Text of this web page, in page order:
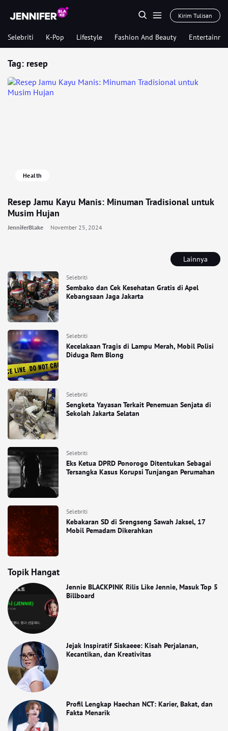
Kirim Tulisan
Selebriti K-Pop Lifestyle Fashion And Beauty
Lainnya
Selebriti
Sembako dan Cek Kesehatan Gratis di Apel
Kebangsaan Jaga Jakarta
Selebriti
Kecelakaan Tragis di Lampu Merah, Mobil Polisi
Diduga Rem Blong
Selebriti
Sengketa Yayasan Terkait Penemuan Senjata di
Sekolah Jakarta Selatan
Selebriti
Eks Ketua DPRD Ponorogo Ditentukan Sebagai
Tersangka Kasus Korupsi Tunjangan Perumahan
Selebriti
Kebakaran SD di Srengseng Sawah Jaksel, 17
Mobil Pemadam Dikerahkan
Topik Hangat
Jennie BLACKPINK Rilis Like Jennie, Masuk Top 5
Billboard
Jejak Inspiratif Siskaeee: Kisah Perjalanan,
Kecantikan, dan Kreativitas
Profil Lengkap Haechan NCT: Karier, Bakat, dan
Fakta Menarik
Tag: resep
Health
Resep Jamu Kayu Manis: Minuman Tradisional untuk
Musim Hujan
JenniferBlake November 25, 2024